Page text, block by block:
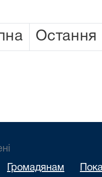
Остання
Громадянам